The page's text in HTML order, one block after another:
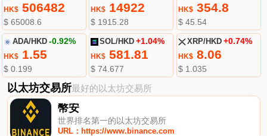
HK$506482
$ 65008.6
HK$ 14922
$ 1915.28
HK$354.8
$ 45.54
ADA/HKD -0.92%
HK$1.55
$ 0.199
SOL/HKD +1.04%
HK$ 581.81
$ 74.677
XRP/HKD +0.74%
HK$8.06
$ 1.035
以太坊交易所最好的以太坊交易所
幣安
世界排名第一的以太坊交易所
URL：https://www.binance.com